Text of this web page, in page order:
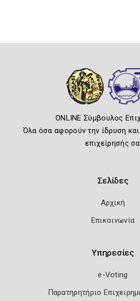
ONLINE Σύμβουλος
Όλα όσα αφορούν την ίδρυση και
επιχείρησής
Σελίδες
Αρχική
Επικοινωνία
Υπηρεσίες
e-Voting
Παρατηρητήριο